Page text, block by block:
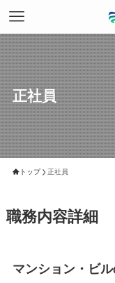
正社員
トップ 正社員
職務内容詳細
マンション・ビ